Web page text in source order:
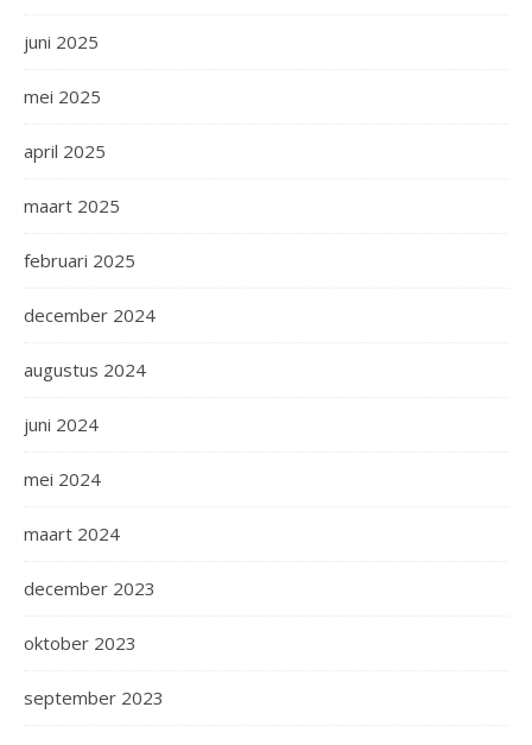
juni 2025
mei 2025
april 2025
maart 2025
februari 2025
december 2024
augustus 2024
juni 2024
mei 2024
maart 2024
december 2023
oktober 2023
september 2023